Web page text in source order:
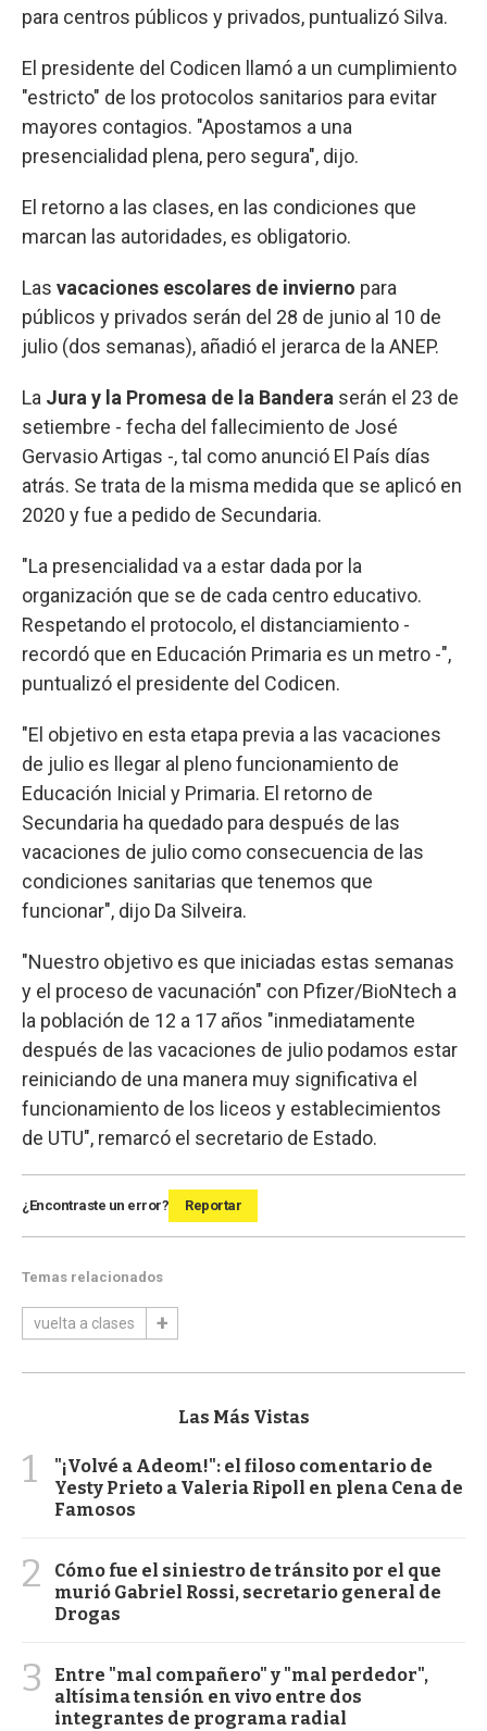
para centros públicos y privados, puntualizó Silva.
El presidente del Codicen llamó a un cumplimiento
"estricto" de los protocolos sanitarios para evitar
mayores contagios. "Apostamos a una
presencialidad plena, pero segura", dijo.
El retorno a las clases, en las condiciones que
marcan las autoridades, es obligatorio.
Las vacaciones escolares de invierno para
públicos y privados serán del 28 de junio al 10 de
julio (dos semanas), añadió el jerarca de la ANEP.
La Jura y la Promesa de la Bandera serán el 23 de
setiembre - fecha del fallecimiento de José
Gervasio Artigas -, tal como anunció El País días
atrás. Se trata de la misma medida que se aplicó en
2020 y fue a pedido de Secundaria.
"La presencialidad va a estar dada por la
organización que se de cada centro educativo.
Respetando el protocolo, el distanciamiento -
recordó que en Educación Primaria es un metro -",
puntualizó el presidente del Codicen.
"El objetivo en esta etapa previa a las vacaciones
de julio es llegar al pleno funcionamiento de
Educación Inicial y Primaria. El retorno de
Secundaria ha quedado para después de las
vacaciones de julio como consecuencia de las
condiciones sanitarias que tenemos que
funcionar", dijo Da Silveira.
"Nuestro objetivo es que iniciadas estas semanas
y el proceso de vacunación" con Pfizer/BioNtech a
la población de 12 a 17 años "inmediatamente
después de las vacaciones de julio podamos estar
reiniciando de una manera muy significativa el
funcionamiento de los liceos y establecimientos
de UTU", remarcó el secretario de Estado.
¿Encontraste un error? Reportar
Temas relacionados
vuelta a clases
Las Más Vistas
1
"¡Volvé a Adeom!": el filoso comentario de
Yesty Prieto a Valeria Ripoll en plena Cena de
Famosos
2
Cómo fue el siniestro de tránsito por el que
murió Gabriel Rossi, secretario general de
Drogas
3
Entre "mal compañero" y "mal perdedor",
altísima tensión en vivo entre dos
integrantes de programa radial